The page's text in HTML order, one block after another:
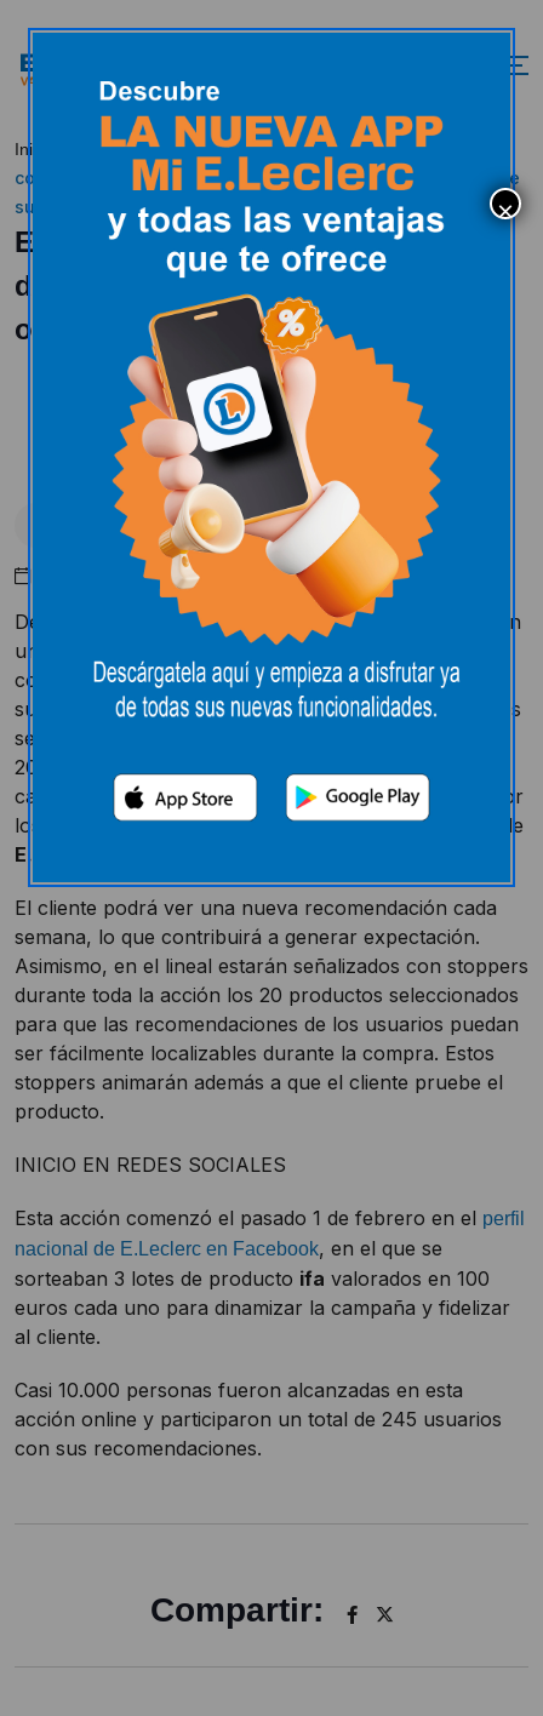
Inicio Actualidad Uncategorized
E.Leclerc impulsa el
conocimiento de la nueva marca ifa de forma original entre
sus clientes
E.Leclerc impulsa el conocimiento
de la nueva marca ifa de forma
original entre sus clientes
Uncategorized
Marzo 8, 2017
Desde el día 27 de febrero las tiendas E.Leclerc
inician
una campaña para impulsar entre sus clientes el
conocimiento de la nueva marcaifa , como parte de
sus
marcas propias. Para ello, en los establecimientos
se mostrará cartelería de la campaña con un total de
20 recomendaciones diferentes de producto (de las
categorías
eliges,sabe y amigo) realizadas por
los usuarios de redes sociales y seguidores a su vez de
E.Leclerc
El cliente podrá ver una nueva recomendación cada
semana, lo que contribuirá a generar expectación.
Asimismo, en el lineal estarán señalizados con stoppers
durante toda la acción los 20 productos seleccionados
para que las recomendaciones de los usuarios puedan
ser fácilmente localizables durante la compra. Estos
stoppers animarán además a que el cliente pruebe el
producto.
INICIO EN REDES SOCIALES
Esta acción comenzó el pasado 1 de febrero en el perfil
nacional de E.Leclerc en Facebook, en el que se
sorteaban 3 lotes de producto ifa valorados en 100
euros cada uno para dinamizar la campaña y fidelizar
al cliente.
Casi 10.000 personas fueron alcanzadas en esta
acción online y participaron un total de 245 usuarios
con sus recomendaciones.
Compartir: